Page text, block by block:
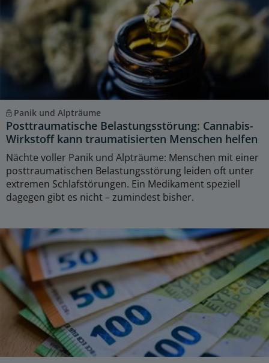
Panik und Alpträume
Posttraumatische Belastungsstörung: Cannabis-
Wirkstoff kann traumatisierten Menschen helfen
Nächte voller Panik und Alpträume: Menschen mit einer
posttraumatischen Belastungsstörung leiden oft unter
extremen Schlafstörungen. Ein Medikament speziell
dagegen gibt es nicht – zumindest bisher.